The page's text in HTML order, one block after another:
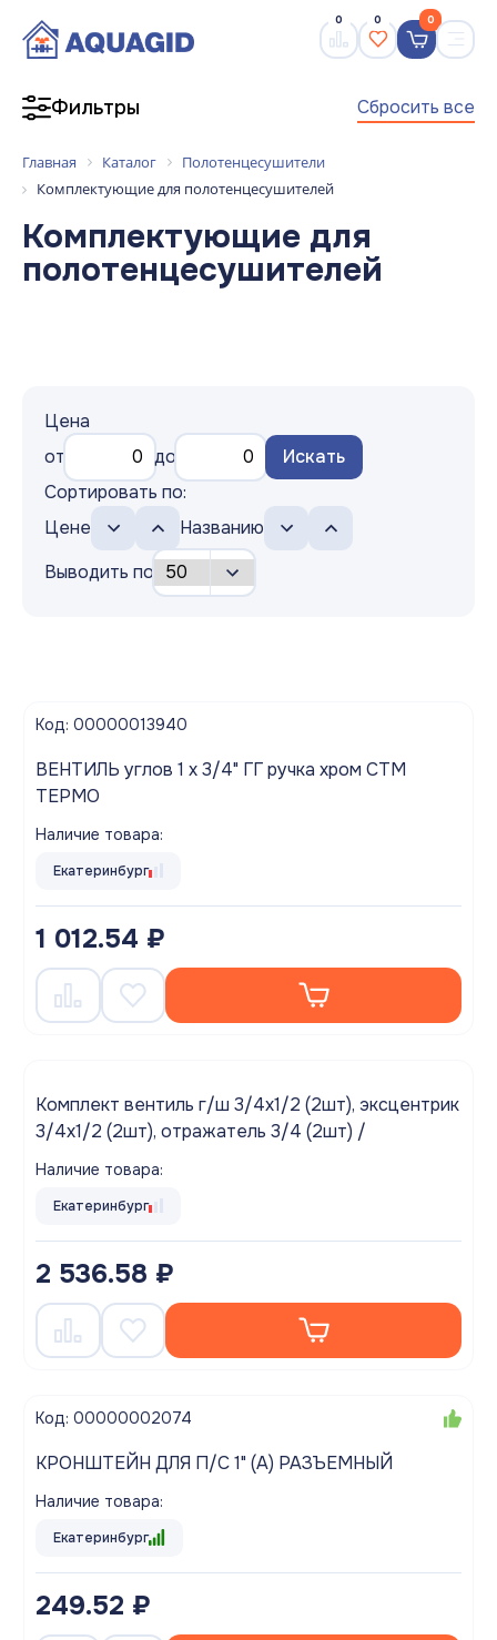
0 0 0
Фильтры Сбросить все
Главная Каталог
Полотенцесушители
Комплектующие для полотенцесушителей
Комплектующие для
полотенцесушителей
Цена
от
до
Искать
Сортировать по:
Цене
Названию
Выводить по
Код: 00000013940
ВЕНТИЛЬ углов 1 х 3/4" ГГ ручка хром СТМ
ТЕРМО
Наличие товара:
Екатеринбург
1 012.54 ₽
Комплект вентиль г/ш 3/4х1/2 (2шт), эксцентрик
3/4х1/2 (2шт), отражатель 3/4 (2шт) /
Наличие товара:
Екатеринбург
2 536.58 ₽
Код: 00000002074
КРОНШТЕЙН ДЛЯ П/С 1" (А) РАЗЪЕМНЫЙ
Наличие товара:
Екатеринбург
249.52 ₽